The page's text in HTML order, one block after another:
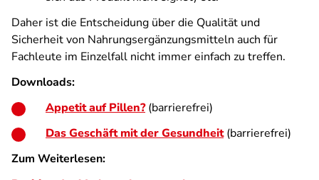
Daher ist die Entscheidung über die Qualität und
Sicherheit von Nahrungsergänzungsmitteln auch für
Fachleute im Einzelfall nicht immer einfach zu treffen.
Downloads:
Appetit auf Pillen?(barrierefrei)
Das Geschäft mit der Gesundheit(barrierefrei)
Zum Weiterlesen: